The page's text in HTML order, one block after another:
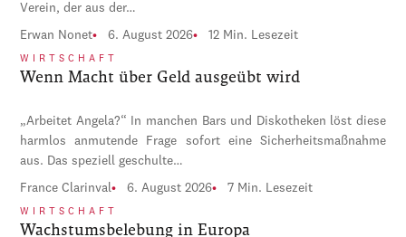
Verein, der aus der…
Erwan Nonet 6. August 2026 12 Min. Lesezeit
WIRTSCHAFT
Wenn Macht über Geld ausgeübt wird
„Arbeitet Angela?“ In manchen Bars und Diskotheken löst diese
harmlos anmutende Frage sofort eine Sicherheitsmaßnahme
aus. Das speziell geschulte…
France Clarinval 6. August 2026 7 Min. Lesezeit
WIRTSCHAFT
Wachstumsbelebung in Europa